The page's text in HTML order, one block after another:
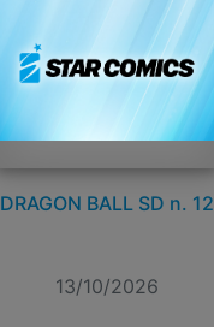
DRAGON BALL SD n. 12
13/10/2026